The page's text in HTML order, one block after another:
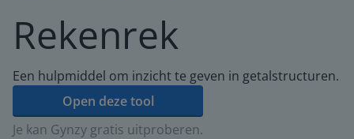
Rekenrek
Een hulpmiddel om inzicht te geven in getalstructuren.
Open deze tool
Je kan Gynzy gratis uitproberen.